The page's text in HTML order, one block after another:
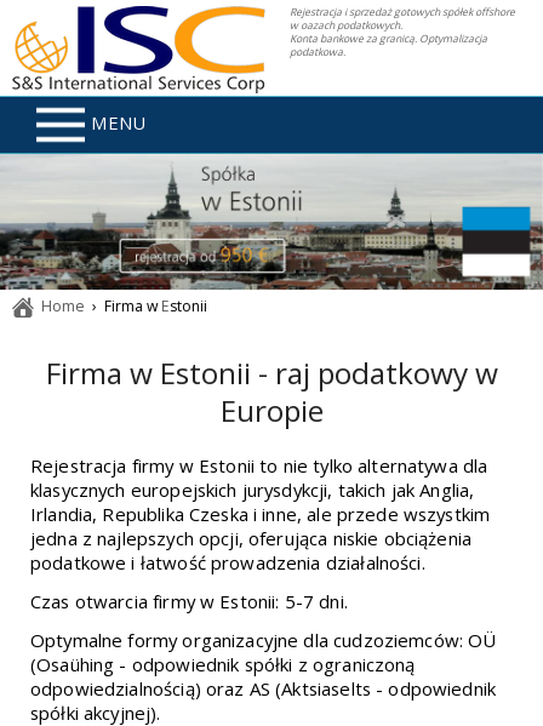
Rejestracja i sprzedaż gotowych spółek offshore
w oazach podatkowych.
Konta bankowe za granicą. Optymalizacja
podatkowa.
MENU
Home › Firma wEstonii
Firma w Estonii - raj podatkowy w
Europie
Rejestracja firmy w Estonii to nie tylko alternatywa dla
klasycznych europejskich jurysdykcji, takich jak Anglia,
Irlandia, Republika Czeska i inne, ale przede wszystkim
jedna z najlepszych opcji, oferująca niskie obciążenia
podatkowe i łatwość prowadzenia działalności.
Czas otwarcia firmy w Estonii: 5-7 dni.
Optymalne formy organizacyjne dla cudzoziemców: OÜ
(Osaühing - odpowiednik spółki z ograniczoną
odpowiedzialnością) oraz AS (Aktsiaselts - odpowiednik
spółki akcyjnej).